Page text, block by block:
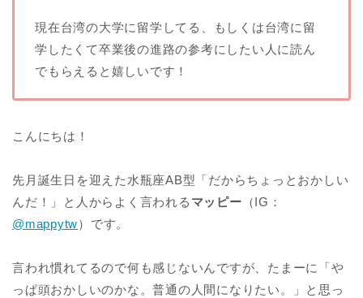
現在台湾の大学に留学してる、もしくは台湾に留
学したくて卒業後の進路の参考にしたい人に読ん
でもらえると嬉しいです！
こんにちは！
先月誕生日を迎えた水瓶座AB型「だからちょっとおかしい
んだ！」と人からよく言われる マッピー （IG：
@mappytw）です。
言われ慣れてるので何も感じないんですが、たまーに「や
っぱ頭おかしいのかな。普通の人間になりたい。」と思っ